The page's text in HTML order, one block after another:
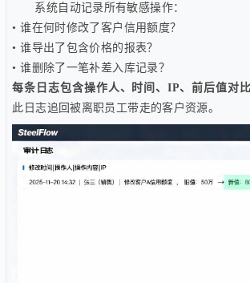
系统自动记录所有敏感操作：
• 谁在何时修改了客户信用额度？
• 谁导出了包含价格的报表？
• 谁删除了一笔补差入库记录？
每条日志包含操作人、时间、IP、前后值对比
此日志追回被离职员工带走的客户资源。